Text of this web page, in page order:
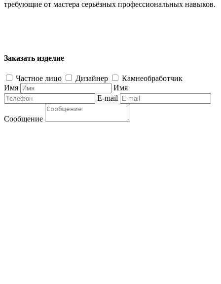
требующие от мастера серьёзных профессиональных навыков.
Заказать изделие
Частное лицо Дизайнер
Камнеобработчик
Имя
Имя
E-mail
Сообщение